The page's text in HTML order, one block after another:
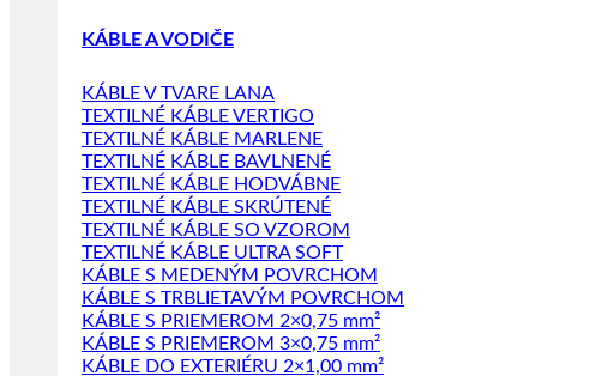
KÁBLE A VODIČE
KÁBLE V TVARE LANA
TEXTILNÉ KÁBLE VERTIGO
TEXTILNÉ KÁBLE MARLENE
TEXTILNÉ KÁBLE BAVLNENÉ
TEXTILNÉ KÁBLE HODVÁBNE
TEXTILNÉ KÁBLE SKRÚTENÉ
TEXTILNÉ KÁBLE SO VZOROM
TEXTILNÉ KÁBLE ULTRA SOFT
KÁBLE S MEDENÝM POVRCHOM
KÁBLE S TRBLIETAVÝM POVRCHOM
KÁBLE S PRIEMEROM 2×0,75 mm²
KÁBLE S PRIEMEROM 3×0,75 mm²
KÁBLE DO EXTERIÉRU 2×1,00 mm²